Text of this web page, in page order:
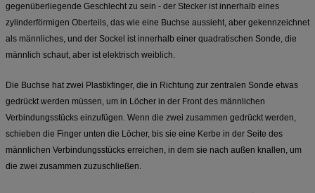
gegenüberliegende Geschlecht zu sein - der Stecker ist innerhalb eines
zylinderförmigen Oberteils, das wie eine Buchse aussieht, aber gekennzeichnet
als männliches, und der Sockel ist innerhalb einer quadratischen Sonde, die
männlich schaut, aber ist elektrisch weiblich.
Die Buchse hat zwei Plastikfinger, die in Richtung zur zentralen Sonde etwas
gedrückt werden müssen, um in Löcher in der Front des männlichen
Verbindungsstücks einzufügen. Wenn die zwei zusammen gedrückt werden,
schieben die Finger unten die Löcher, bis sie eine Kerbe in der Seite des
männlichen Verbindungsstücks erreichen, in dem sie nach außen knallen, um
die zwei zusammen zuzuschließen.